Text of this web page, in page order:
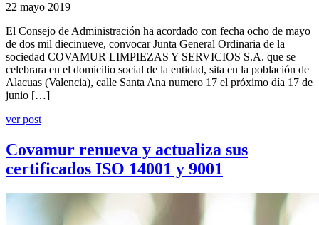
22 mayo 2019
El Consejo de Administración ha acordado con fecha ocho de mayo
de dos mil diecinueve, convocar Junta General Ordinaria de la
sociedad COVAMUR LIMPIEZAS Y SERVICIOS S.A. que se
celebrara en el domicilio social de la entidad, sita en la población de
Alacuas (Valencia), calle Santa Ana numero 17 el próximo día 17 de
junio […]
ver post
Covamur renueva y actualiza sus
certificados ISO 14001 y 9001